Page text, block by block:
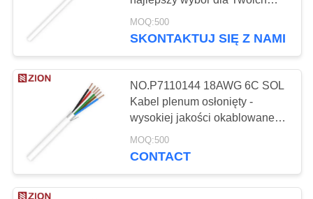
Kabel sieciowy LAN
112
51
potrzeb w zakresie
okablowania
MOQ:500
SKONTAKTUJ SIĘ Z NAMI
NO.P7110144 18AWG 6C SOL
Kabel plenum osłonięty -
wysokiej jakości okablowane
okablowanie z dodatkowymi
przewodnikami
MOQ:500
CONTACT